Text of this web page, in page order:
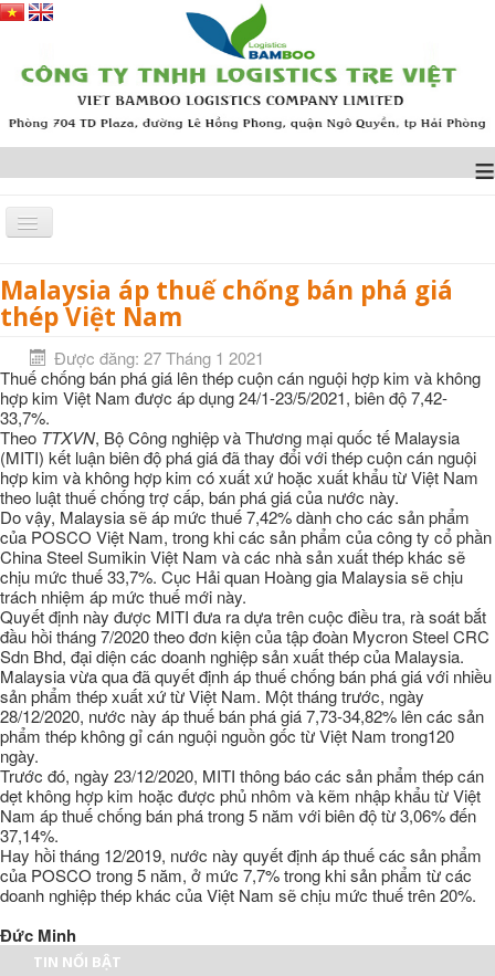
≡
Trang chủ
TIN TỨC
Malaysia áp thuế chống bán phá giá thép Việt Nam
Malaysia áp thuế chống bán phá giá
thép Việt Nam
Được đăng: 27 Tháng 1 2021
Thuế chống bán phá giá lên thép cuộn cán nguội hợp kim và không
hợp kim Việt Nam được áp dụng 24/1-23/5/2021, biên độ 7,42-
33,7%.
Theo TTXVN, Bộ Công nghiệp và Thương mại quốc tế Malaysia
(MITI) kết luận biên độ phá giá đã thay đổi với thép cuộn cán nguội
hợp kim và không hợp kim có xuất xứ hoặc xuất khẩu từ Việt Nam
theo luật thuế chống trợ cấp, bán phá giá của nước này.
Do vậy, Malaysia sẽ áp mức thuế 7,42% dành cho các sản phẩm
của POSCO Việt Nam, trong khi các sản phẩm của công ty cổ phần
China Steel Sumikin Việt Nam và các nhà sản xuất thép khác sẽ
chịu mức thuế 33,7%. Cục Hải quan Hoàng gia Malaysia sẽ chịu
trách nhiệm áp mức thuế mới này.
Quyết định này được MITI đưa ra dựa trên cuộc điều tra, rà soát bắt
đầu hồi tháng 7/2020 theo đơn kiện của tập đoàn Mycron Steel CRC
Sdn Bhd, đại diện các doanh nghiệp sản xuất thép của Malaysia.
Malaysia vừa qua đã quyết định áp thuế chống bán phá giá với nhiều
sản phẩm thép xuất xứ từ Việt Nam. Một tháng trước, ngày
28/12/2020, nước này áp thuế bán phá giá 7,73-34,82% lên các sản
phẩm thép không gỉ cán nguội nguồn gốc từ Việt Nam trong120
ngày.
Trước đó, ngày 23/12/2020, MITI thông báo các sản phẩm thép cán
dẹt không hợp kim hoặc được phủ nhôm và kẽm nhập khẩu từ Việt
Nam áp thuế chống bán phá trong 5 năm với biên độ từ 3,06% đến
37,14%.
Hay hồi tháng 12/2019, nước này quyết định áp thuế các sản phẩm
của POSCO trong 5 năm, ở mức 7,7% trong khi sản phẩm từ các
doanh nghiệp thép khác của Việt Nam sẽ chịu mức thuế trên 20%.
Đức Minh
TIN NỔI BẬT